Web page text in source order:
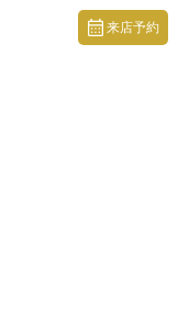
来店予約